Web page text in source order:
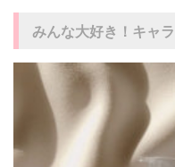
みんな大好き！キャ